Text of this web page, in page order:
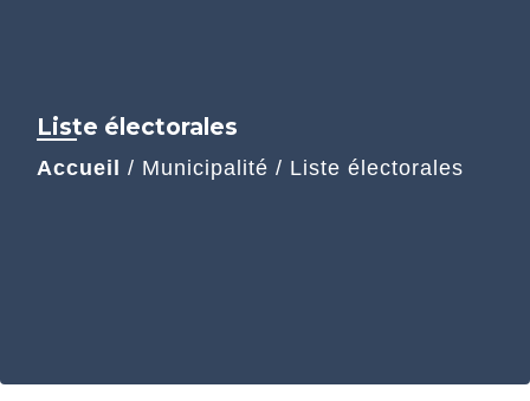
Liste électorales
Accueil / Municipalité / Liste électorales